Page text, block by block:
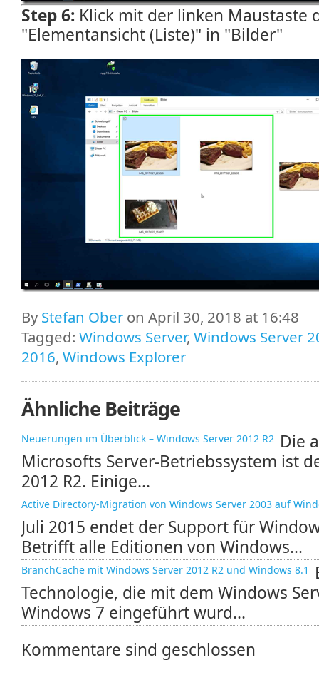
Step 6: Klick mit der linken Maustaste
"Elementansicht (Liste)" in "Bilder"
ByStefan Ober on April 30, 2018 at 16:48
Tagged: Windows Server, Windows Server
2016, Windows Explorer
Ähnliche Beiträge
Neuerungen im Überblick – Windows Server 2012 R2 Die
Microsofts Server-Betriebssystem ist
2012 R2. Einige...
Active Directory-Migration von Windows Server 2003 auf
Juli 2015 endet der Support für
Betrifft alle Editionen von Windows...
BranchCache mit Windows Server 2012 R2 und Windows 8.1
Technologie, die mit dem Windows
Windows 7 eingeführt wurd...
Kommentare sind geschlossen